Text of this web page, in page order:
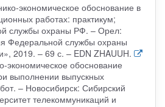
экономическое обоснование в
работах: практикум;
службы охраны РФ. – Орел:
Федеральной службы охраны
2019. – 69 с. – EDN ZHAUUH.
обоснование
выполнении выпускных
– Новосибирск: Сибирский
телекоммуникаций и